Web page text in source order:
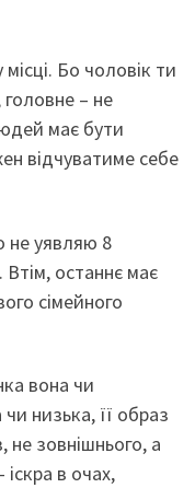
Бо чоловік ти
– не
має бути
відчуватиме себе
не уявляю 8
Втім, останнє має
сімейного
вона чи
низька, її образ
не зовнішнього, а
в очах,